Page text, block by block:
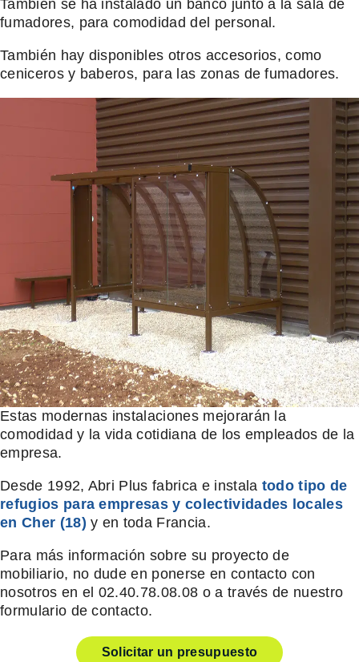
También se ha instalado un banco junto a la sala de
fumadores, para comodidad del personal.
También hay disponibles otros accesorios, como
ceniceros y baberos, para las zonas de fumadores.
Estas modernas instalaciones mejorarán la
comodidad y la vida cotidiana de los empleados de la
empresa.
Desde 1992, Abri Plus fabrica e instala todo tipo de
refugios para empresas y colectividades locales
en Cher (18)y en toda Francia.
Para más información sobre su proyecto de
mobiliario, no dude en ponerse en contacto con
nosotros en el 02.40.78.08.08 o a través de nuestro
formulario de contacto.
Solicitar un presupuesto